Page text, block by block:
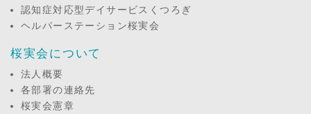
認知症対応型デイサービスくつろぎ
ヘルパーステーション桜実会
桜実会について
法人概要
各部署の連絡先
桜実会憲章